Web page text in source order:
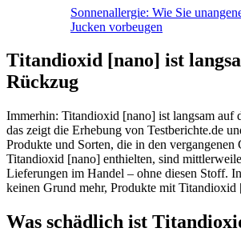
Sonnenallergie: Wie Sie
Jucken vorbeugen
Titandioxid [nano] ist
Rückzug
Immerhin: Titandioxid [nano] ist langsam auf
das zeigt die Erhebung von Testberichte.de
Produkte und Sorten, die in den vergangenen
Titandioxid [nano] enthielten, sind
Lieferungen im Handel – ohne diesen Stoff.
keinen Grund mehr, Produkte mit Titandioxid
Was schädlich ist